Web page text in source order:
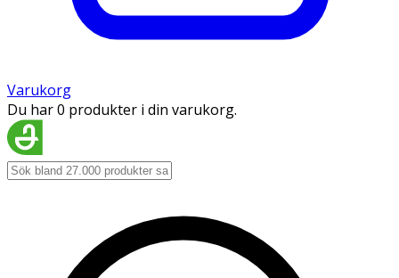
Varukorg
Du har 0 produkter i din varukorg.